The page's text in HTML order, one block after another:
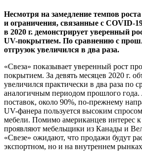
Несмотря на замедление темпов
и ограничения, связанные с COVID-
в 2020 г. демонстрирует уверенный
UV-покрытием. По сравнению с
отгрузок увеличился в два раза.
«Свеза» показывает уверенный рост
покрытием. За девять месяцев 2020 г.
увеличился практически в два раза по
аналогичным периодом прошлого года.
поставок, около 90%, по-прежнему
UV-фанера пользуется высоким
мебели. Помимо американцев интерес
проявляют мебельщики из Канады и
«Свезе» ожидают, что продажи будут
экспортном, но и на внутреннем